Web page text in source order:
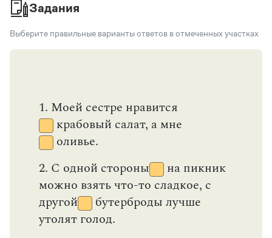
Тире между подлежащим и сказуемым
Однородные члены предложения
Задания
Выберите правильные варианты ответов в отмеченных участках